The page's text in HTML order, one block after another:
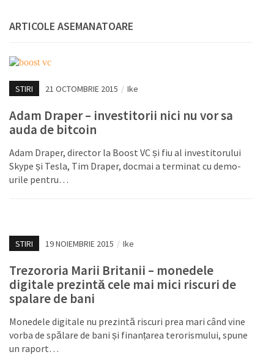
ARTICOLE ASEMANATOARE
STIRI 21 OCTOMBRIE 2015 / Ike
Adam Draper – investitorii nici nu vor sa
auda de bitcoin
Adam Draper, director la Boost VC și fiu al investitorului
Skype și Tesla, Tim Draper, docmai a terminat cu demo-
urile pentru…
STIRI 19 NOIEMBRIE 2015 / Ike
Trezororia Marii Britanii – monedele
digitale prezintă cele mai mici riscuri de
spalare de bani
Monedele digitale nu prezintă riscuri prea mari când vine
vorba de spălare de bani și finanțarea terorismului, spune
un raport…